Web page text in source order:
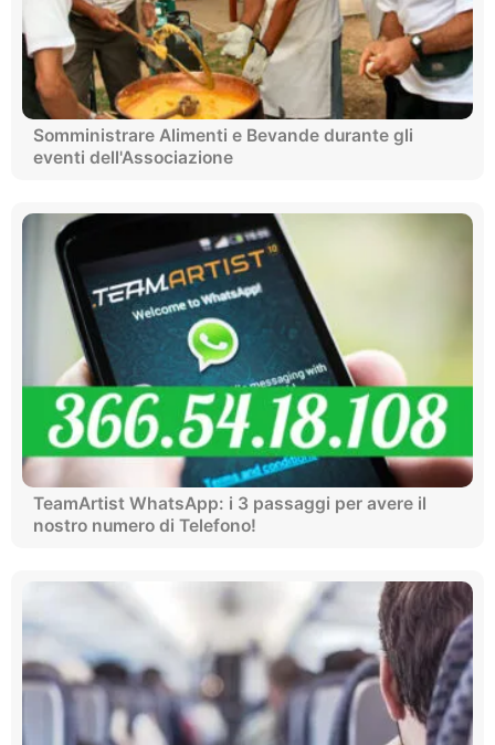
Somministrare Alimenti e Bevande durante gli
eventi dell'Associazione
TeamArtist WhatsApp: i 3 passaggi per avere il
nostro numero di Telefono!